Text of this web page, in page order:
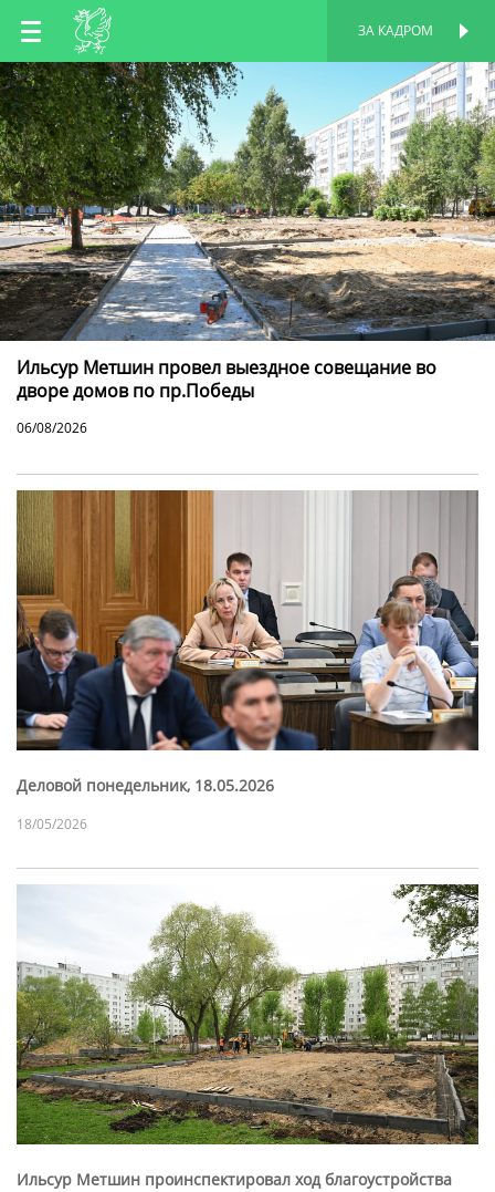
RU
EN
TT
ЗА КАДРОМ
Ильсур Метшин провел выездное совещание во
дворе домов по пр.Победы
06/08/2026
Деловой понедельник, 18.05.2026
18/05/2026
Ильсур Метшин проинспектировал ход благоустройства
ПЕРСОНАЛЬНАЯ
СТРАНИЦА